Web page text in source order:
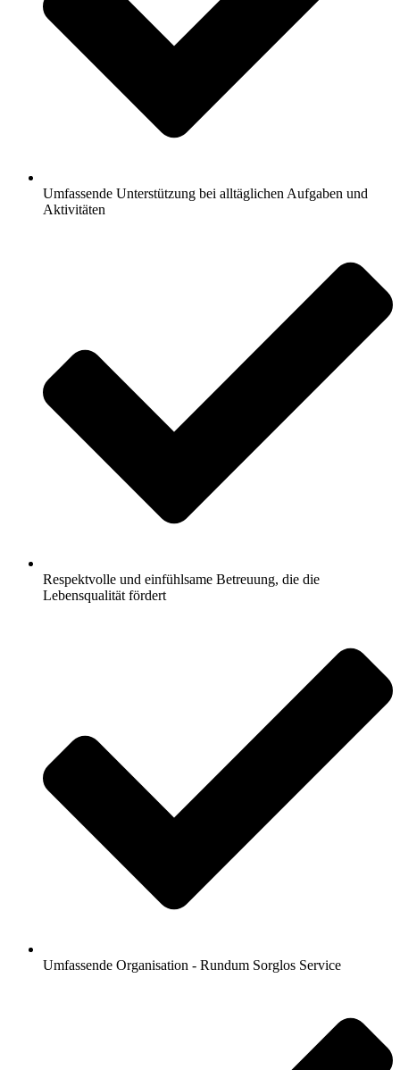
Umfassende Unterstützung bei alltäglichen Aufgaben und
Aktivitäten
Respektvolle und einfühlsame Betreuung, die die
Lebensqualität fördert
Umfassende Organisation - Rundum Sorglos Service